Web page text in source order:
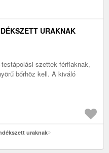
URAKNAK
szettek férfiaknak,
bőrhöz kell. A kiváló
uraknak